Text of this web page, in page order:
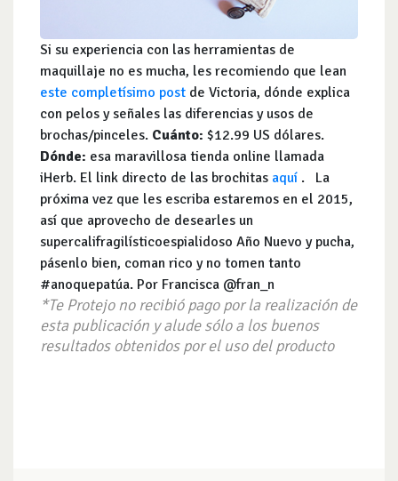
Si su experiencia con las herramientas de
maquillaje no es mucha, les recomiendo que lean
este completísimo post de Victoria, dónde explica
con pelos y señales las diferencias y usos de
brochas/pinceles. Cuánto: $12.99 US dólares.
Dónde: esa maravillosa tienda online llamada
iHerb. El link directo de las brochitas aquí . La
próxima vez que les escriba estaremos en el 2015,
así que aprovecho de desearles un
supercalifragilísticoespialidoso Año Nuevo y pucha,
pásenlo bien, coman rico y no tomen tanto
#anoquepatúa. Por Francisca @fran_n
*Te Protejo no recibió pago por la realización de
esta publicación y alude sólo a los buenos
resultados obtenidos por el uso del producto